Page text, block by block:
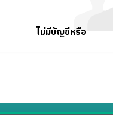
ไม่มีบัญชีหรือ